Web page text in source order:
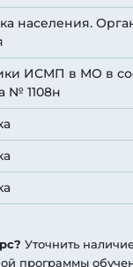
населения.
ИСМП в МО в
№ 1108н
Уточнить
программы